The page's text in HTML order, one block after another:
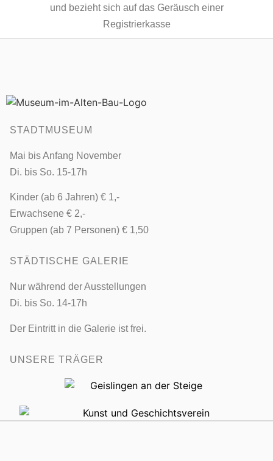
und bezieht sich auf das Geräusch einer
Registrierkasse
STADTMUSEUM
Mai bis Anfang November
Di. bis So. 15-17h
Kinder (ab 6 Jahren) € 1,-
Erwachsene € 2,-
Gruppen (ab 7 Personen) € 1,50
STÄDTISCHE GALERIE
Nur während der Ausstellungen
Di. bis So. 14-17h
Der Eintritt in die Galerie ist frei.
UNSERE TRÄGER